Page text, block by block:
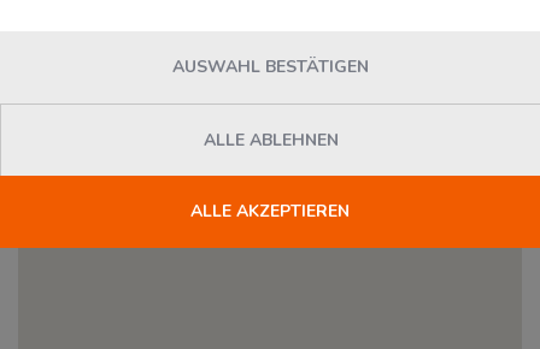
Dienstleister
AUSWAHL BESTÄTIGEN
ALLE ABLEHNEN
ALLE AKZEPTIEREN